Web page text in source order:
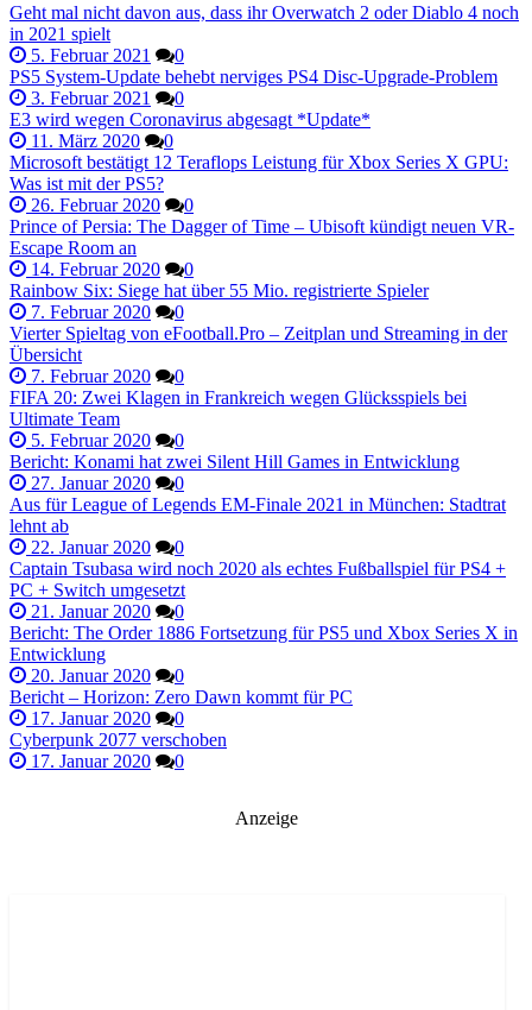
Geht mal nicht davon aus, dass ihr Overwatch 2 oder Diablo 4 noch
in 2021 spielt
5. Februar 2021
0
PS5 System-Update behebt nerviges PS4 Disc-Upgrade-Problem
3. Februar 2021
0
E3 wird wegen Coronavirus abgesagt *Update*
11. März 2020
0
Microsoft bestätigt 12 Teraflops Leistung für Xbox Series X GPU:
Was ist mit der PS5?
26. Februar 2020
0
Prince of Persia: The Dagger of Time – Ubisoft kündigt neuen VR-
Escape Room an
14. Februar 2020
0
Rainbow Six: Siege hat über 55 Mio. registrierte Spieler
7. Februar 2020
0
Vierter Spieltag von eFootball.Pro – Zeitplan und Streaming in der
Übersicht
7. Februar 2020
0
FIFA 20: Zwei Klagen in Frankreich wegen Glücksspiels bei
Ultimate Team
5. Februar 2020
0
Bericht: Konami hat zwei Silent Hill Games in Entwicklung
27. Januar 2020
0
Aus für League of Legends EM-Finale 2021 in München: Stadtrat
lehnt ab
22. Januar 2020
0
Captain Tsubasa wird noch 2020 als echtes Fußballspiel für PS4 +
PC + Switch umgesetzt
21. Januar 2020
0
Bericht: The Order 1886 Fortsetzung für PS5 und Xbox Series X in
Entwicklung
20. Januar 2020
0
Bericht – Horizon: Zero Dawn kommt für PC
17. Januar 2020
0
Cyberpunk 2077 verschoben
17. Januar 2020
0
Anzeige